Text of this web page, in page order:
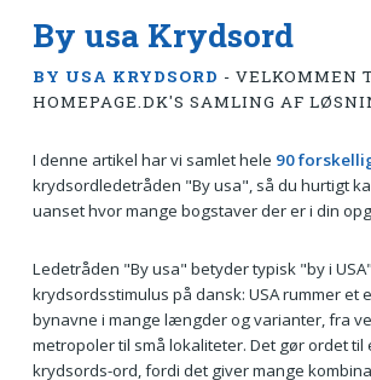
By usa Krydsord
BY USA KRYDSORD - VELKOMMEN
HOMEPAGE.DK'S SAMLING AF
I denne artikel har vi samlet hele 90
krydsordledetråden "By usa", så du hurtigt
uanset hvor mange bogstaver der er i din
Ledetråden "By usa" betyder typisk "by i
krydsordsstimulus på dansk: USA rummer et
bynavne i mange længder og varianter, fra
metropoler til små lokaliteter. Det gør ordet
krydsords-ord, fordi det giver mange